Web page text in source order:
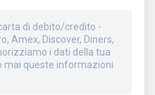
di debito/credito -
Amex, Discover, Diners,
i dati della tua
mai queste informazioni